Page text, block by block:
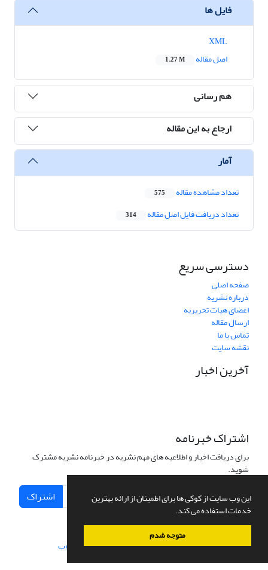
این وب سایت از کوکی ها برای اطمینان از ارائه بهترین
خدمات استفاده می کند.
متوجه شدم
فایل ها
اصل مقاله
1.27 M
هم رسانی
ارجاع به این مقاله
آمار
تعداد مشاهده مقاله 575
تعداد دریافت فایل اصل مقاله 314
دسترسی سریع
صفحه اصلی
درباره نشریه
اعضای هیات تحریریه
ارسال مقاله
تماس با ما
نقشه سایت
آخرین اخبار
اشتراک خبرنامه
برای دریافت اخبار و اطلاعیه های مهم نشریه در خبرنامه نشریه مشترک
شوید.
اشتراک
سامانه مدیریت نشریات علمی.طراحی و پیاده سازی از سیناوب